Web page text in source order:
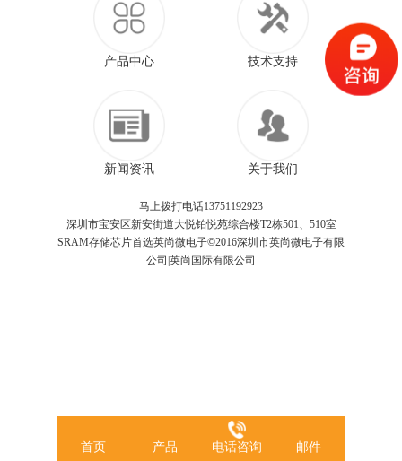
产品中心 技术支持
新闻资讯 关于我们
马上拨打电话13751192923
深圳市宝安区新安街道大悦铂悦苑综合楼T2栋501、510室
SRAM存储芯片首选英尚微电子©2016深圳市英尚微电子有限
公司|英尚国际有限公司
首页 产品 电话咨询 邮件